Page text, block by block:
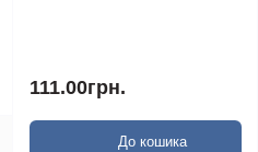
111.00грн.
До кошика